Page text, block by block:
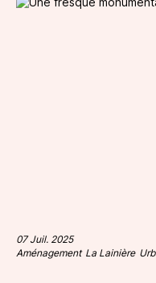
07 Juil. 2025
Aménagement La Lainière